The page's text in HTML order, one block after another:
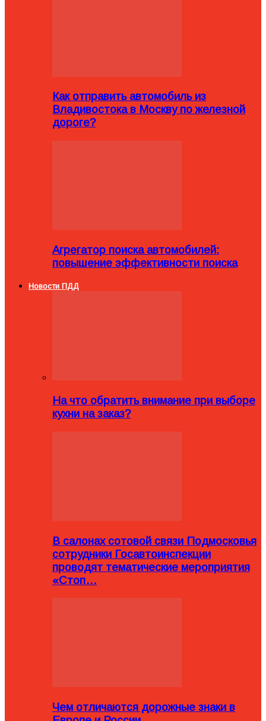
Как отправить автомобиль из
Владивостока в Москву по железной
дороге?
Агрегатор поиска автомобилей:
повышение эффективности поиска
Новости ПДД
На что обратить внимание при выборе
кухни на заказ?
В салонах сотовой связи Подмосковья
сотрудники Госавтоинспекции
проводят тематические мероприятия
«Стоп…
Чем отличаются дорожные знаки в